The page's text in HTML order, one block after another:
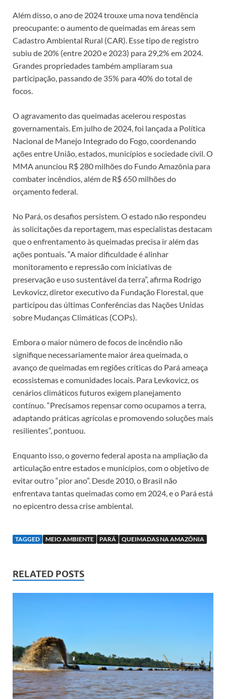
Além disso, o ano de 2024 trouxe uma nova tendência
preocupante: o aumento de queimadas em áreas sem
Cadastro Ambiental Rural (CAR). Esse tipo de registro
subiu de 20% (entre 2020 e 2023) para 29,2% em 2024.
Grandes propriedades também ampliaram sua
participação, passando de 35% para 40% do total de
focos.
O agravamento das queimadas acelerou respostas
governamentais. Em julho de 2024, foi lançada a Política
Nacional de Manejo Integrado do Fogo, coordenando
ações entre União, estados, municípios e sociedade civil. O
MMA anunciou R$ 280 milhões do Fundo Amazônia para
combater incêndios, além de R$ 650 milhões do
orçamento federal.
No Pará, os desafios persistem. O estado não respondeu
às solicitações da reportagem, mas especialistas destacam
que o enfrentamento às queimadas precisa ir além das
ações pontuais. “A maior dificuldade é alinhar
monitoramento e repressão com iniciativas de
preservação e uso sustentável da terra”, afirma Rodrigo
Levkovicz, diretor executivo da Fundação Florestal, que
participou das últimas Conferências das Nações Unidas
sobre Mudanças Climáticas (COPs).
Embora o maior número de focos de incêndio não
signifique necessariamente maior área queimada, o
avanço de queimadas em regiões críticas do Pará ameaça
ecossistemas e comunidades locais. Para Levkovicz, os
cenários climáticos futuros exigem planejamento
contínuo. “Precisamos repensar como ocupamos a terra,
adaptando práticas agrícolas e promovendo soluções mais
resilientes”, pontuou.
Enquanto isso, o governo federal aposta na ampliação da
articulação entre estados e municípios, com o objetivo de
evitar outro “pior ano”. Desde 2010, o Brasil não
enfrentava tantas queimadas como em 2024, e o Pará está
no epicentro dessa crise ambiental.
TAGGED MEIO AMBIENTE PARÁ QUEIMADAS NA AMAZÔNIA
RELATED POSTS